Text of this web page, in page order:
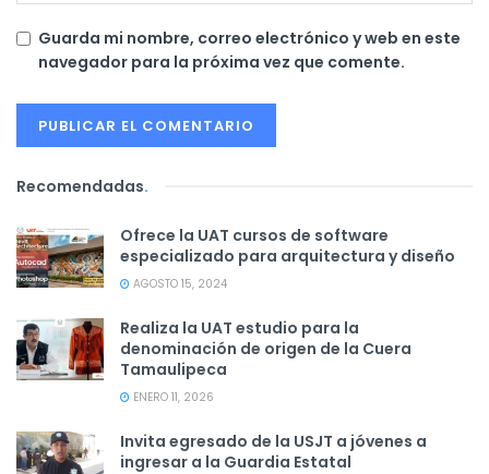
Guarda mi nombre, correo electrónico y web en este
navegador para la próxima vez que comente.
Recomendadas.
Ofrece la UAT cursos de software
especializado para arquitectura y diseño
AGOSTO 15, 2024
Realiza la UAT estudio para la
denominación de origen de la Cuera
Tamaulipeca
ENERO 11, 2026
Invita egresado de la USJT a jóvenes a
ingresar a la Guardia Estatal